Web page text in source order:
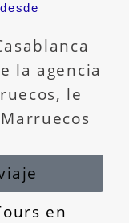
la agencia
le
en